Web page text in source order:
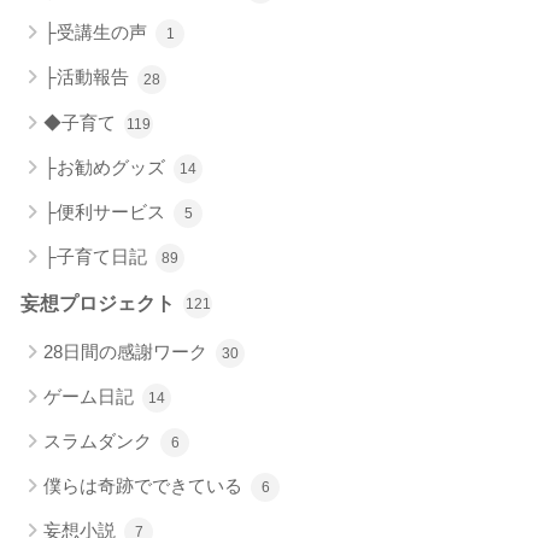
├受講生の声 1
├活動報告 28
◆子育て 119
├お勧めグッズ 14
├便利サービス 5
├子育て日記 89
妄想プロジェクト 121
28日間の感謝ワーク 30
ゲーム日記 14
スラムダンク 6
僕らは奇跡でできている 6
妄想小説 7